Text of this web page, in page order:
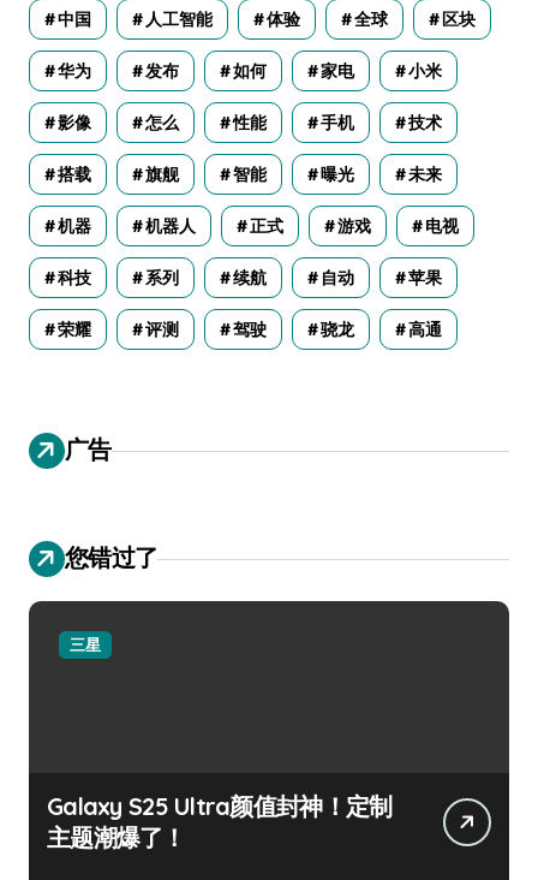
中国 人工智能 体验 全球 区块
华为 发布 如何 家电 小米
影像 怎么 性能 手机 技术
搭载 旗舰 智能 曝光 未来
机器 机器人 正式 游戏 电视
科技 系列 续航 自动 苹果
荣耀 评测 驾驶 骁龙 高通
广告
您错过了
三星
Galaxy S25 Ultra颜值封神！定制
主题潮爆了！